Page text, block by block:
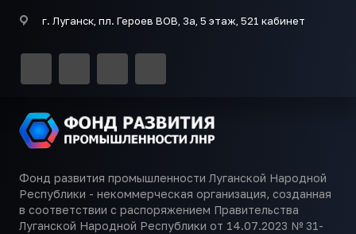
г. Луганск, пл. Героев ВОВ, 3а, 5 этаж, 521 кабинет
Фонд развития промышленности Луганской Народной
Республики - некоммерческая организация, созданная
в соответствии с распоряжением Правительства
Луганской Народной Республики от 14.07.2023 № 31-